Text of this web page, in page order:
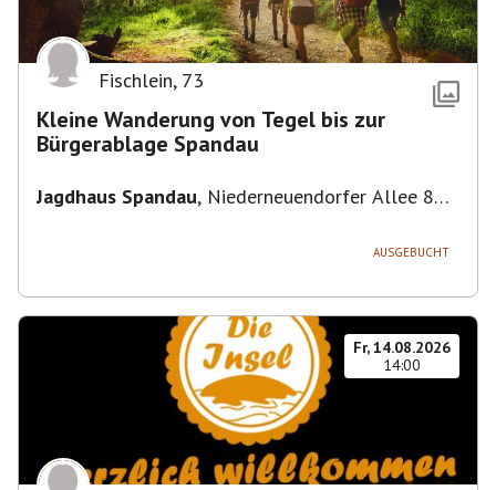
Fischlein, 73
Kleine Wanderung von Tegel bis zur
Bürgerablage Spandau
Jagdhaus Spandau, Niederneuendorfer Allee 80,
AUSGEBUCHT
Fr, 14.08.2026
14:00